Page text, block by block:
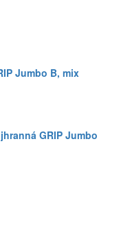
Jumbo B, mix
GRIP Jumbo